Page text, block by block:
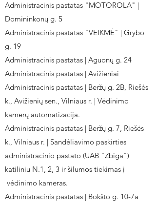
Administracinis pastatas "MOTOROLA" |
Domininkonų g. 5
Administracinis pastatas "VEIKMĖ" | Grybo
g. 19
Administracinis pastatas | Aguonų g. 24
Administracinis pastatas | Avižieniai
Administracinis pastatas | Beržų g. 2B, Riešės
k., Avižienių sen., Vilniaus r. | Vėdinimo
kamerų automatizacija.
Administracinis pastatas | Beržų g. 7, Riešės
k., Vilniaus r. | Sandėliavimo paskirties
administracinio pastato (UAB "Zbiga")
katilinių N.1, 2, 3 ir šilumos tiekimas į
vėdinimo kameras.
Administracinis pastatas | Bokšto g. 10-7a